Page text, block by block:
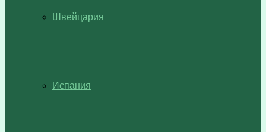
Швейцария
Испания